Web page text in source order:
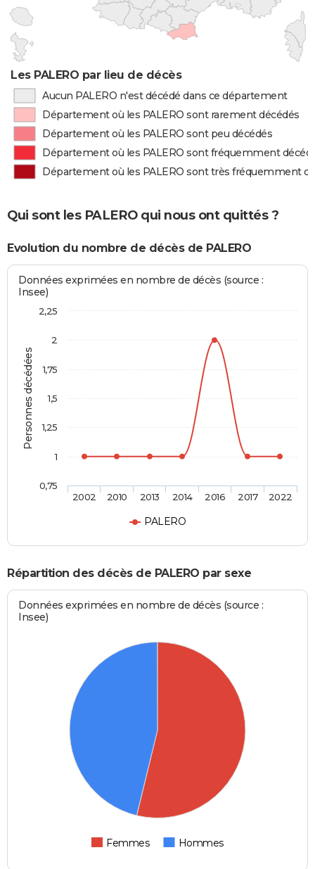
Les PALERO par lieu de décès
Aucun PALERO n'est décédé dans ce département
Département où les PALERO sont rarement décédés
Département où les PALERO sont peu décédés
Département où les PALERO sont fréquemment
Département où les PALERO sont très fréquemment
Qui sont les PALERO qui nous ont quittés ?
Evolution du nombre de décès de PALERO
Personnes décédées
Données exprimées en nombre de décès (source :
Insee)
PALERO
2002 2010 2013 2014 2016 2017 2022
0,75
1
1,25
1,5
1,75
2
2,25
Répartition des décès de PALERO par sexe
Données exprimées en nombre de décès (source :
Insee)
Femmes Hommes